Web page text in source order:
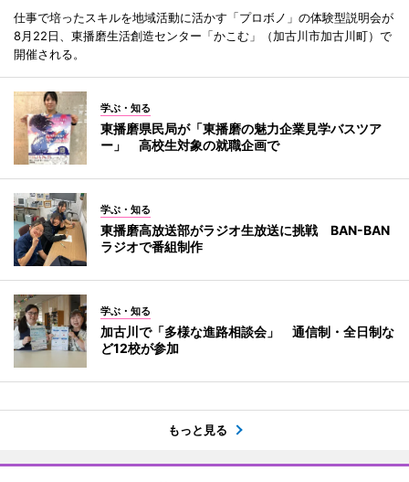
仕事で培ったスキルを地域活動に活かす「プロボノ」の体験型説明会が
8月22日、東播磨生活創造センター「かこむ」（加古川市加古川町）で
開催される。
学ぶ・知る
東播磨県民局が「東播磨の魅力企業見学バスツア
ー」 高校生対象の就職企画で
学ぶ・知る
東播磨高放送部がラジオ生放送に挑戦 BAN-BAN
ラジオで番組制作
学ぶ・知る
加古川で「多様な進路相談会」 通信制・全日制な
ど12校が参加
もっと見る